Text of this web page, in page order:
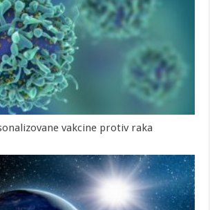
vakcine protiv raka